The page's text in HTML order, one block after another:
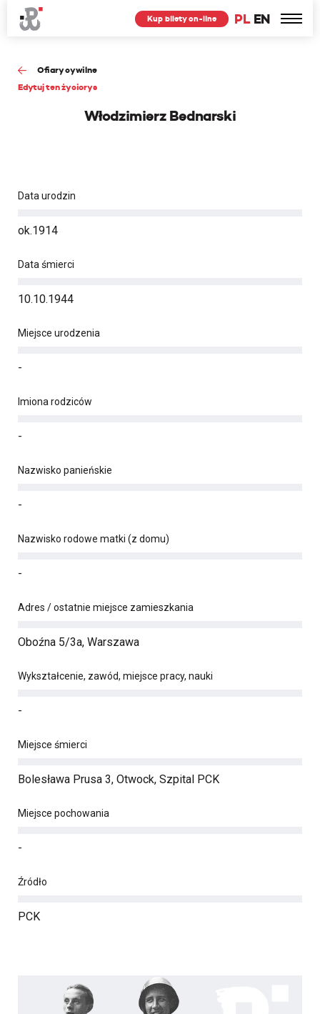
PL EN
Kup bilety on-line
Ofiary cywilne
Edytuj ten życiorys
Włodzimierz Bednarski
Data urodzin
ok.1914
Data śmierci
10.10.1944
Miejsce urodzenia
-
Imiona rodziców
-
Nazwisko panieńskie
-
Nazwisko rodowe matki (z domu)
-
Adres / ostatnie miejsce zamieszkania
Oboźna 5/3a, Warszawa
Wykształcenie, zawód, miejsce pracy, nauki
-
Miejsce śmierci
Bolesława Prusa 3, Otwock, Szpital PCK
Miejsce pochowania
-
Źródło
PCK